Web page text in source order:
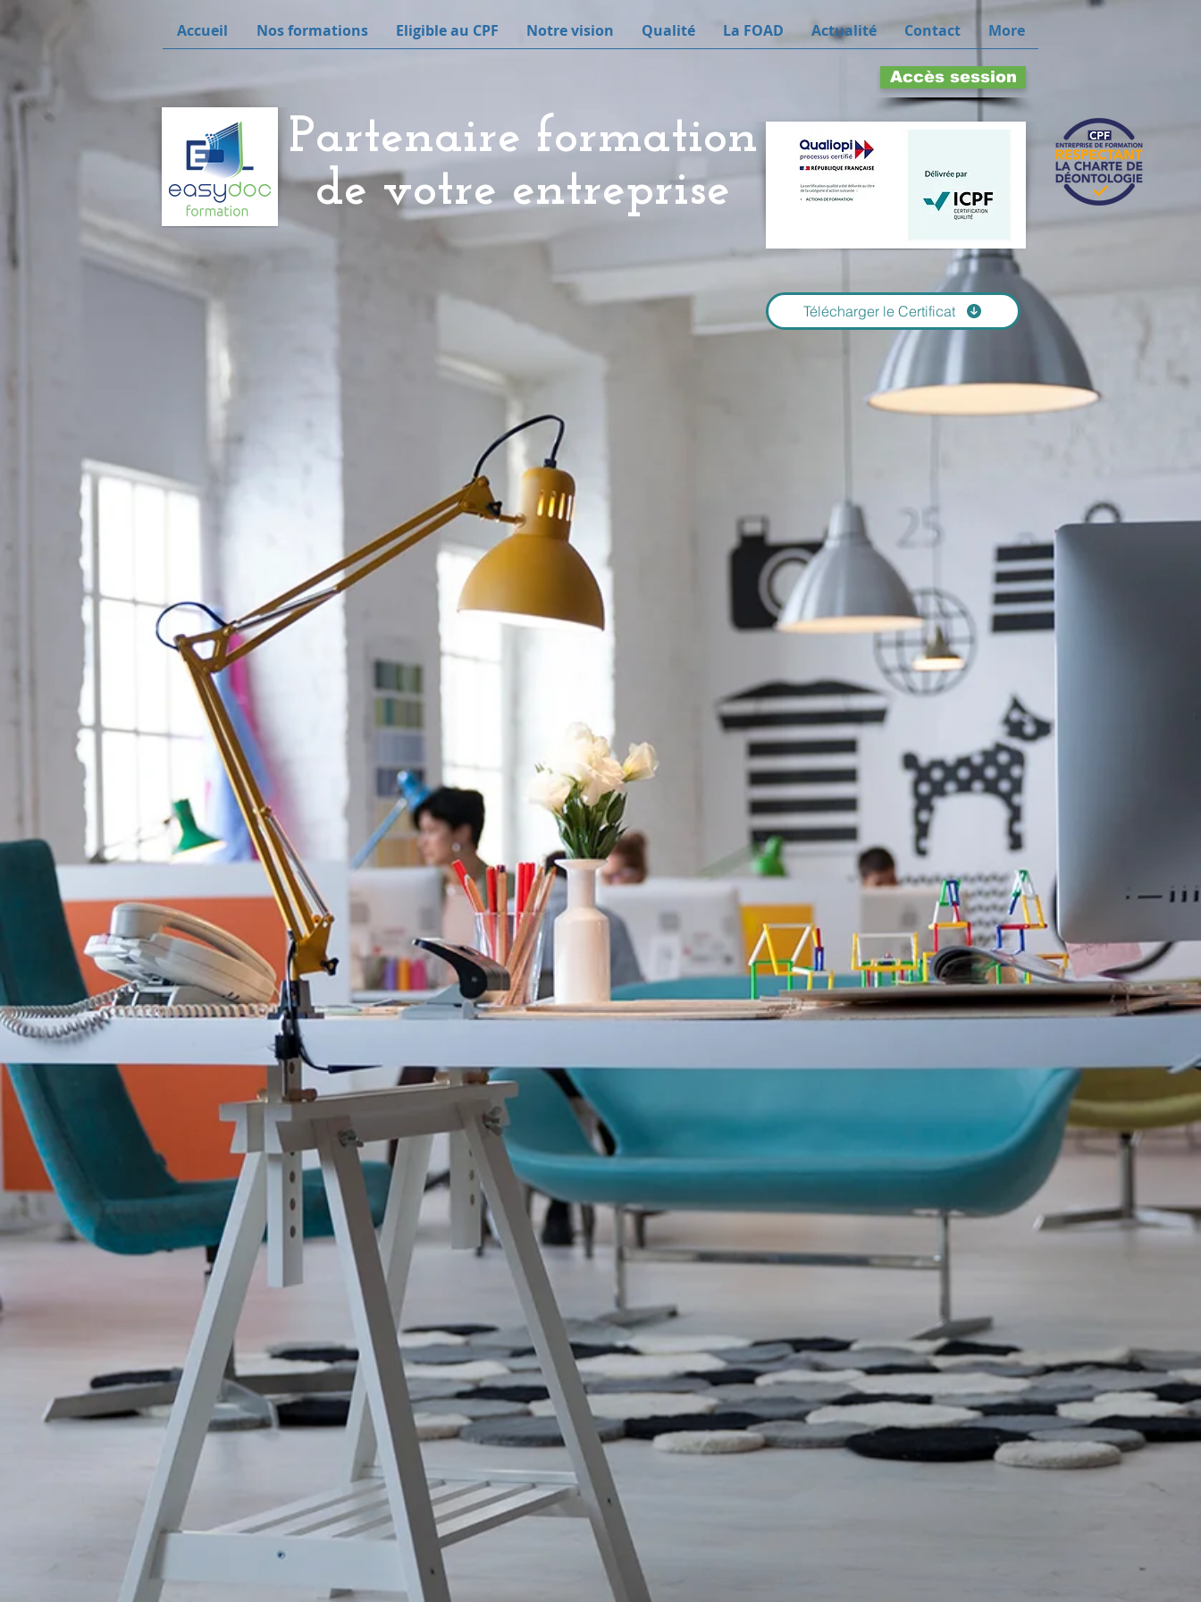
Accueil Nos formations Eligible au CPF Notre vision Qualité La FOAD Actualité Contact More
Partenaire formation
devotre entreprise
Accès session
Télécharger le Certificat